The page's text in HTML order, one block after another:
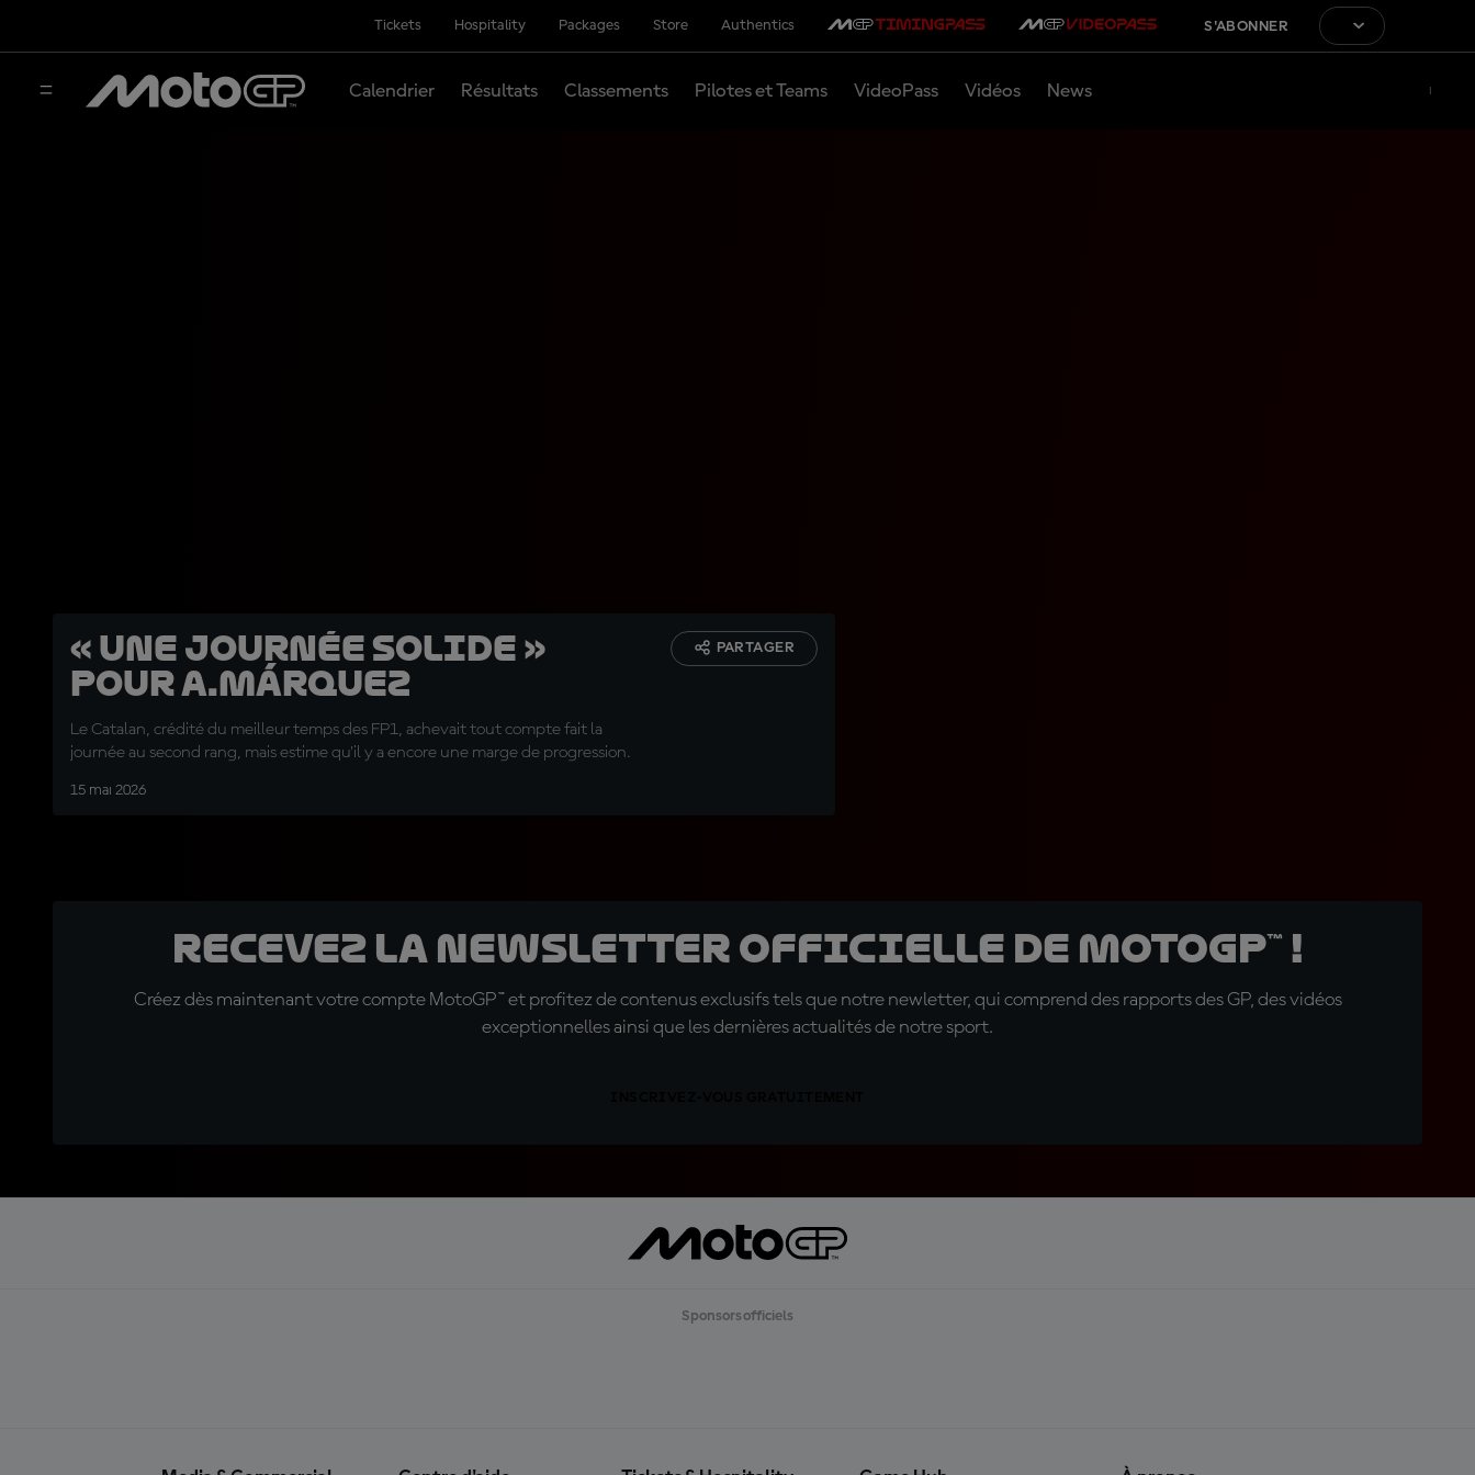
Tickets Hospitality Packages Store Authentics S'ABONNER
Calendrier Résultats Classements Pilotes et Teams VideoPass Vidéos News
« Une journée solide »
pour A.Márquez
Le Catalan, crédité du meilleur temps des FP1, achevait tout compte fait la
journée au second rang, mais estime qu'il y a encore une marge de progression.
15 mai 2026
PARTAGER
Recevez la Newsletter officielle de MotoGP™ !
Créez dès maintenant votre compte MotoGP™ et profitez de contenus exclusifs tels que notre newletter, qui comprend des rapports des GP, des vidéos
exceptionnelles ainsi que les dernières actualités de notre sport.
Sponsors officiels